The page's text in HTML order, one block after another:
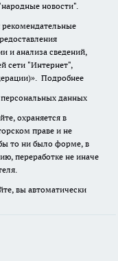
новости".
и анализа сведений,
сети "Интернет",
Подробнее
данных
охраняется в
праве и не
то ни было форме, в
переработке не иначе
вы автоматически